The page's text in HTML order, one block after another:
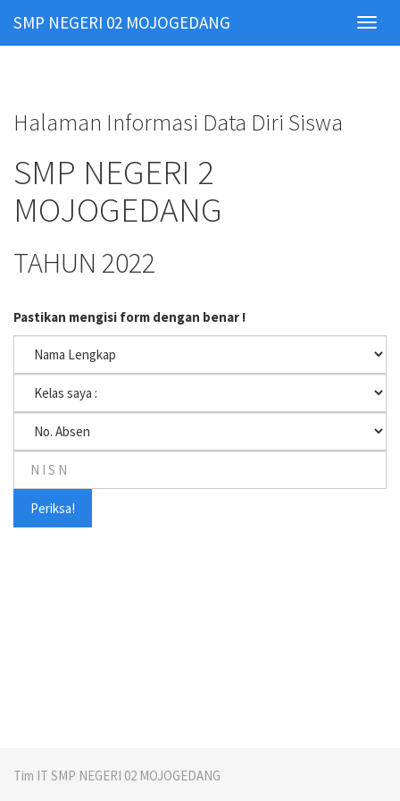
SMP NEGERI 02 MOJOGEDANG
Halaman Informasi Data Diri Siswa
SMP NEGERI 2
MOJOGEDANG
TAHUN 2022
Pastikan mengisi form dengan benar !
Periksa!
Tim IT SMP NEGERI 02 MOJOGEDANG